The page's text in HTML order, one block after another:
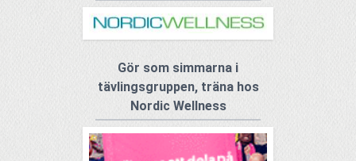
Gör som simmarna i
tävlingsgruppen, träna hos
Nordic Wellness